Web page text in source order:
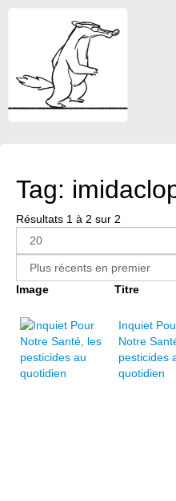
Tag:
Résultats 1 à 2 sur 2
Image Titre
Inquiet
Notre
pesticides
quotidien